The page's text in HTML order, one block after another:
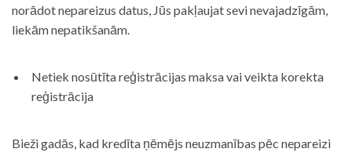
norādot nepareizus datus, Jūs pakļaujat sevi nevajadzīgām,
liekām nepatikšanām.
Netiek nosūtīta reģistrācijas maksa vai veikta korekta
reģistrācija
Bieži gadās, kad kredīta ņēmējs neuzmanības pēc nepareizi